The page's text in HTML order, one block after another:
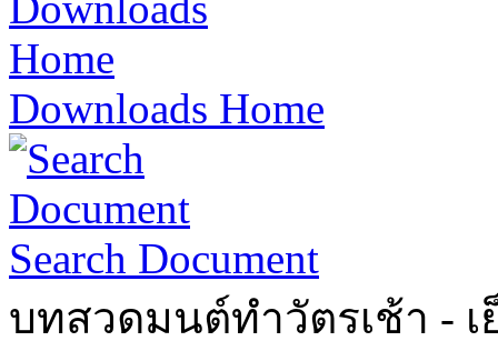
Downloads Home
Search Document
บทสวดมนต์ทำวัตรเช้า - เ